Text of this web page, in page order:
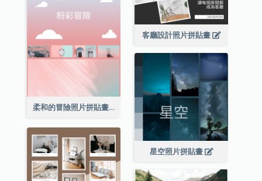
柔和的冒險照片拼貼畫
客廳設計照片拼貼畫
星空照片拼貼畫